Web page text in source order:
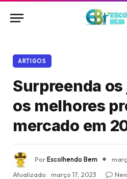
ARTIGOS
Surpreenda
os melhores
mercado em
PorEscolhendo Bem
Atualizado: março 17, 2023